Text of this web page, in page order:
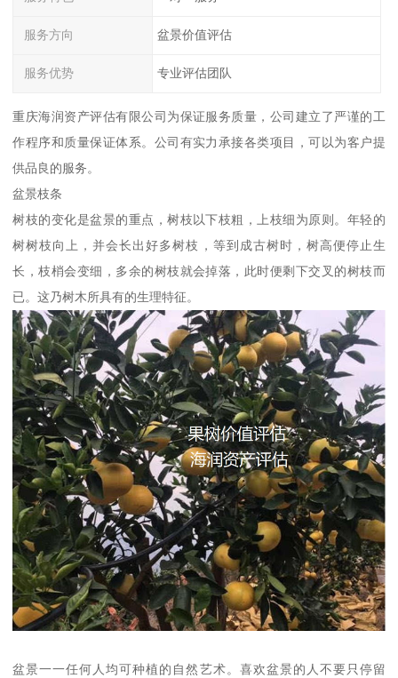
服务方向 盆景价值评估
服务优势 专业评估团队
重庆海润资产评估有限公司为保证服务质量，公司建立了严谨的工
作程序和质量保证体系。公司有实力承接各类项目，可以为客户提
供品良的服务。
盆景枝条
树枝的变化是盆景的重点，树枝以下枝粗，上枝细为原则。年轻的
树树枝向上，并会长出好多树枝，等到成古树时，树高便停止生
长，枝梢会变细，多余的树枝就会掉落，此时便剩下交叉的树枝而
已。这乃树木所具有的生理特征。
盆景一一任何人均可种植的自然艺术。喜欢盆景的人不要只停留